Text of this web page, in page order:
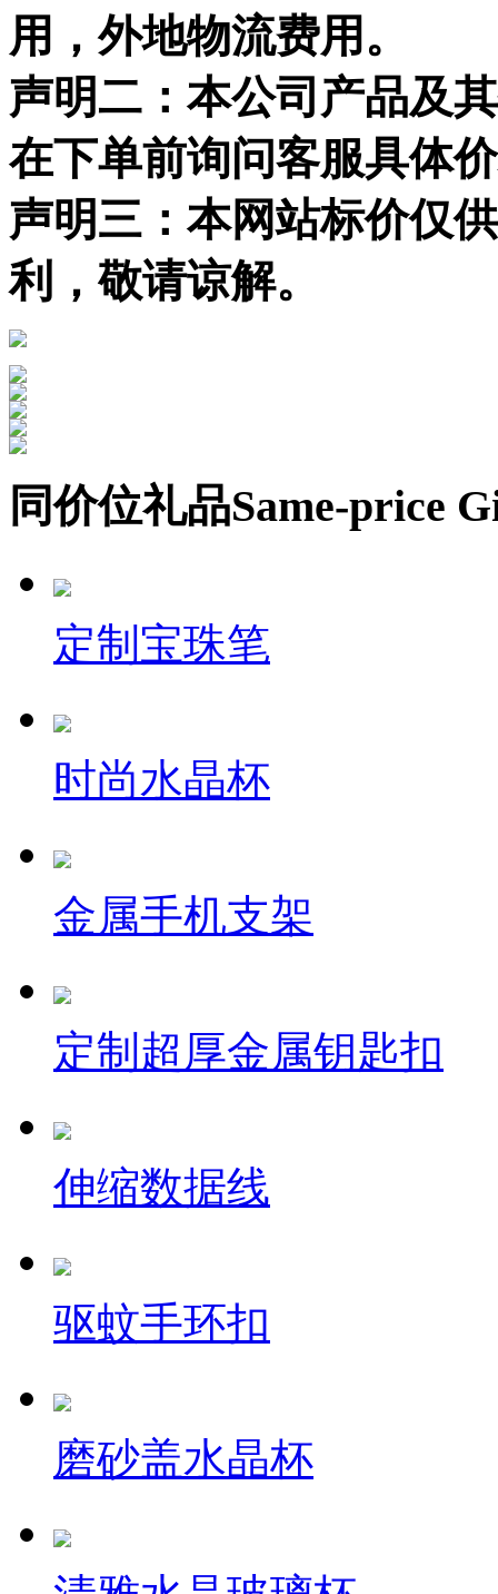
用，外地物流费用。
声明二：本公司产品及
在下单前询问客服具体
声明三：本网站标价仅
利，敬请谅解。
同价位礼品Same-price
定制宝珠笔
时尚水晶杯
金属手机支架
定制超厚金属钥匙扣
伸缩数据线
驱蚊手环扣
磨砂盖水晶杯